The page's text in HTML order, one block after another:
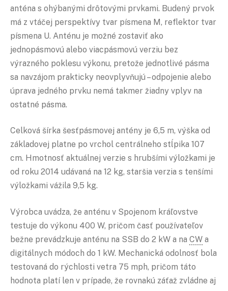
anténa s ohýbanými drôtovými prvkami. Budený prvok
má z vtáčej perspektívy tvar písmena M, reflektor tvar
písmena U. Anténu je možné zostaviť ako
jednopásmovú alebo viacpásmovú verziu bez
výrazného poklesu výkonu, pretože jednotlivé pásma
sa navzájom prakticky neovplyvňujú – odpojenie alebo
úprava jedného prvku nemá takmer žiadny vplyv na
ostatné pásma.
Celková šírka šesťpásmovej antény je 6,5 m, výška od
základovej platne po vrchol centrálneho stĺpika 107
cm. Hmotnosť aktuálnej verzie s hrubšími výložkami je
od roku 2014 udávaná na 12 kg, staršia verzia s tenšími
výložkami vážila 9,5 kg.
Výrobca uvádza, že anténu v Spojenom kráľovstve
testuje do výkonu 400 W, pričom časť používateľov
bežne prevádzkuje anténu na SSB do 2 kW a na CW a
digitálnych módoch do 1 kW. Mechanická odolnosť bola
testovaná do rýchlosti vetra 75 mph, pričom táto
hodnota platí len v prípade, že rovnakú záťaž zvládne aj